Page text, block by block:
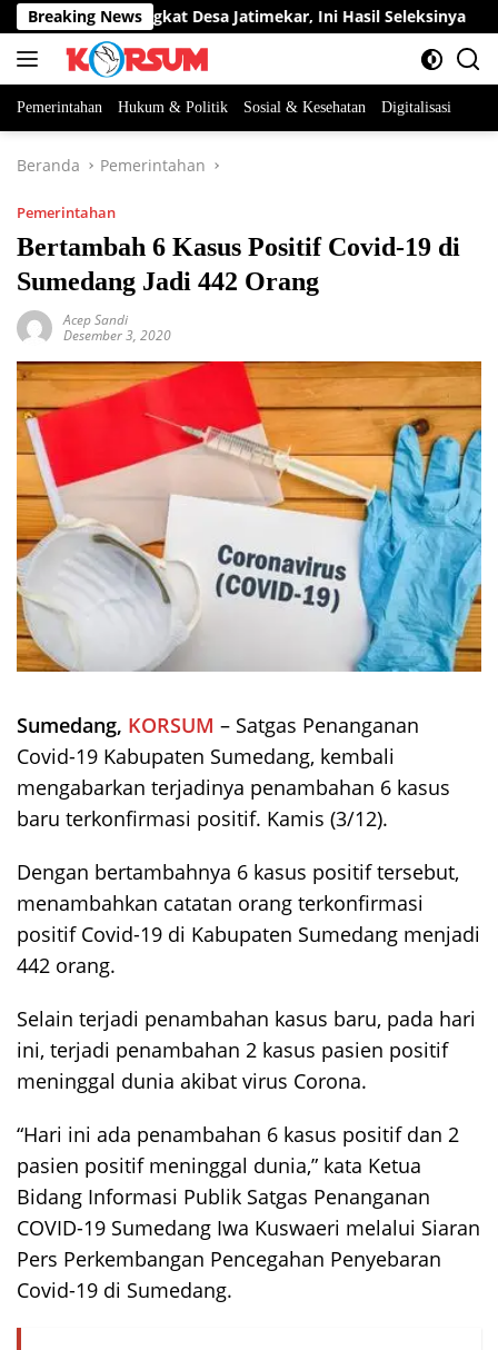
Langsung
ke
konten
Breaking News
Perangkat Desa Jatimekar, Ini Hasil Seleksinya
Pemerintahan Hukum & Politik Sosial & Kesehatan Digitalisasi
Beranda Pemerintahan
Pemerintahan
Bertambah 6 Kasus Positif Covid-19 di
Sumedang Jadi 442 Orang
Acep Sandi
Desember 3, 2020
Sumedang, KORSUM – Satgas Penanganan
Covid-19 Kabupaten Sumedang, kembali
mengabarkan terjadinya penambahan 6 kasus
baru terkonfirmasi positif. Kamis (3/12).
Dengan bertambahnya 6 kasus positif tersebut,
menambahkan catatan orang terkonfirmasi
positif Covid-19 di Kabupaten Sumedang menjadi
442 orang.
Selain terjadi penambahan kasus baru, pada hari
ini, terjadi penambahan 2 kasus pasien positif
meninggal dunia akibat virus Corona.
“Hari ini ada penambahan 6 kasus positif dan 2
pasien positif meninggal dunia,” kata Ketua
Bidang Informasi Publik Satgas Penanganan
COVID-19 Sumedang Iwa Kuswaeri melalui Siaran
Pers Perkembangan Pencegahan Penyebaran
Covid-19 di Sumedang.